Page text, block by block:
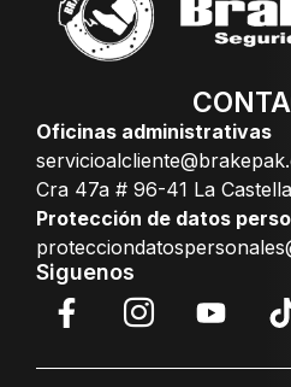
Oficinas administrativas
Cra 47a # 96-41 La
Protección de datos
Siguenos